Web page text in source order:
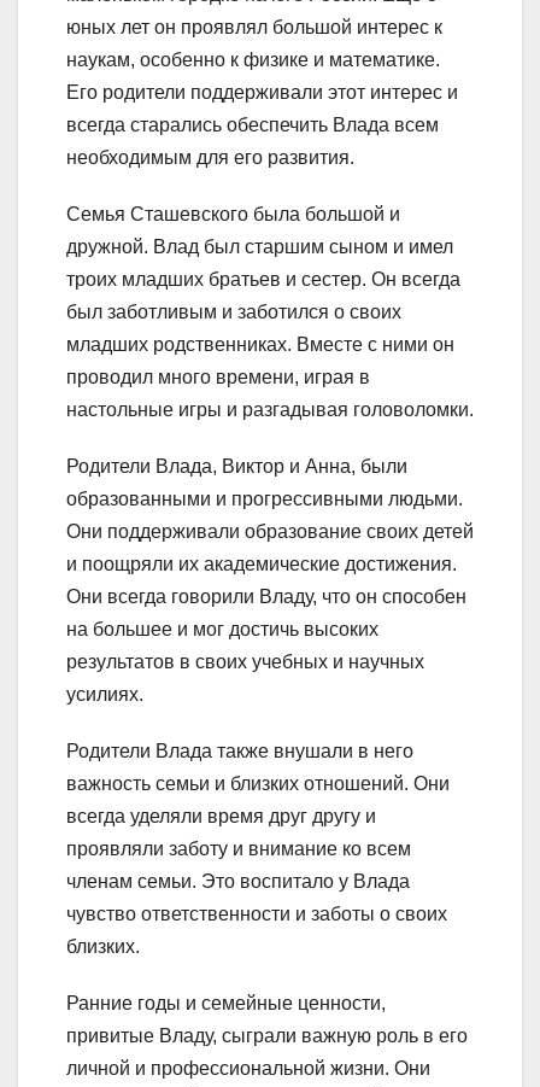
юных лет он проявлял большой интерес к
наукам, особенно к физике и математике.
Его родители поддерживали этот интерес и
всегда старались обеспечить Влада всем
необходимым для его развития.
Семья Сташевского была большой и
дружной. Влад был старшим сыном и имел
троих младших братьев и сестер. Он всегда
был заботливым и заботился о своих
младших родственниках. Вместе с ними он
проводил много времени, играя в
настольные игры и разгадывая головоломки.
Родители Влада, Виктор и Анна, были
образованными и прогрессивными людьми.
Они поддерживали образование своих детей
и поощряли их академические достижения.
Они всегда говорили Владу, что он способен
на большее и мог достичь высоких
результатов в своих учебных и научных
усилиях.
Родители Влада также внушали в него
важность семьи и близких отношений. Они
всегда уделяли время друг другу и
проявляли заботу и внимание ко всем
членам семьи. Это воспитало у Влада
чувство ответственности и заботы о своих
близких.
Ранние годы и семейные ценности,
привитые Владу, сыграли важную роль в его
личной и профессиональной жизни. Они